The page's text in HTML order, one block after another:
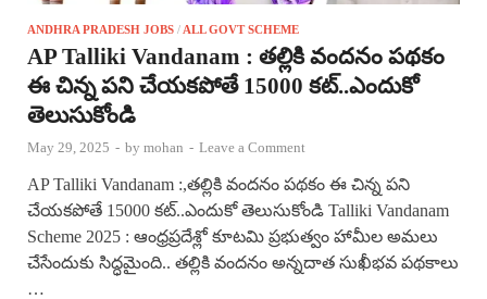
ANDHRA PRADESH JOBS / ALL GOVT SCHEME
AP Talliki Vandanam : తల్లికి వందనం పథకం
ఈ చిన్న పని చేయకపోతే 15000 కట్..ఎందుకో
తెలుసుకోండి
May 29, 2025 - by mohan - Leave a Comment
AP Talliki Vandanam :,తల్లికి వందనం పథకం ఈ చిన్న పని
చేయకపోతే 15000 కట్..ఎందుకో తెలుసుకోండి Talliki Vandanam
Scheme 2025 : ఆంధ్రప్రదేశ్లో కూటమి ప్రభుత్వం హామీల అమలు
చేసేందుకు సిద్ధమైంది.. తల్లికి వందనం అన్నదాత సుఖీభవ పథకాలు
…